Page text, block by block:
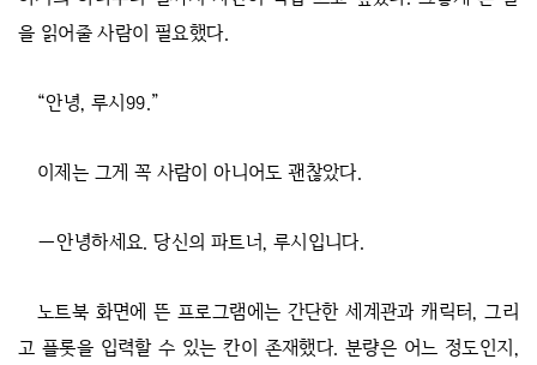
을 읽어줄 사람이 필요했다.
“안녕, 루시99.”
이제는 그게 꼭 사람이 아니어도 괜찮았다.
―안녕하세요. 당신의 파트너, 루시입니다.
노트북 화면에 뜬 프로그램에는 간단한 세계관과 캐릭터, 그리
고 플롯을 입력할 수 있는 칸이 존재했다. 분량은 어느 정도인지,